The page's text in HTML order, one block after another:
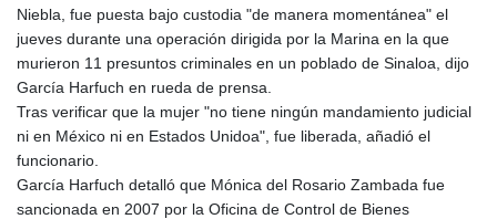
Niebla, fue puesta bajo custodia "de manera momentánea" el
jueves durante una operación dirigida por la Marina en la que
murieron 11 presuntos criminales en un poblado de Sinaloa, dijo
García Harfuch en rueda de prensa.
Tras verificar que la mujer "no tiene ningún mandamiento judicial
ni en México ni en Estados Unidoa", fue liberada, añadió el
funcionario.
García Harfuch detalló que Mónica del Rosario Zambada fue
sancionada en 2007 por la Oficina de Control de Bienes